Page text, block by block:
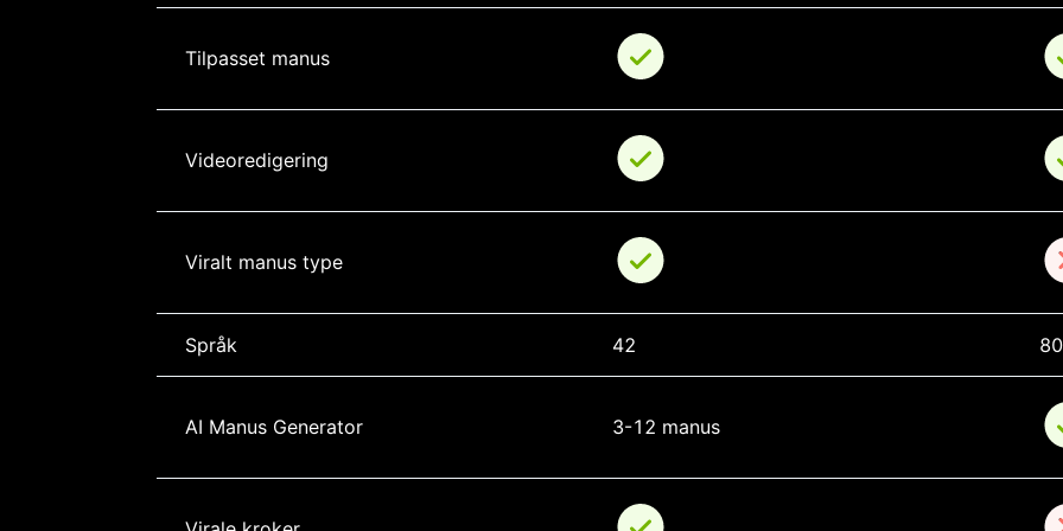
Tilpasset manus
Videoredigering
Viralt manus type
Språk 42
AI Manus Generator 3-12 manus